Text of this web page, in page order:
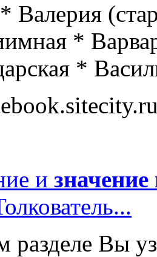
Валерия
*
*
и значение
разделе Вы